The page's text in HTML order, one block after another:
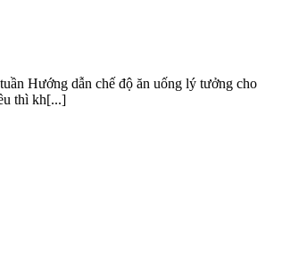
Hướng dẫn chế độ ăn uống lý tưởng cho
thì kh[...]